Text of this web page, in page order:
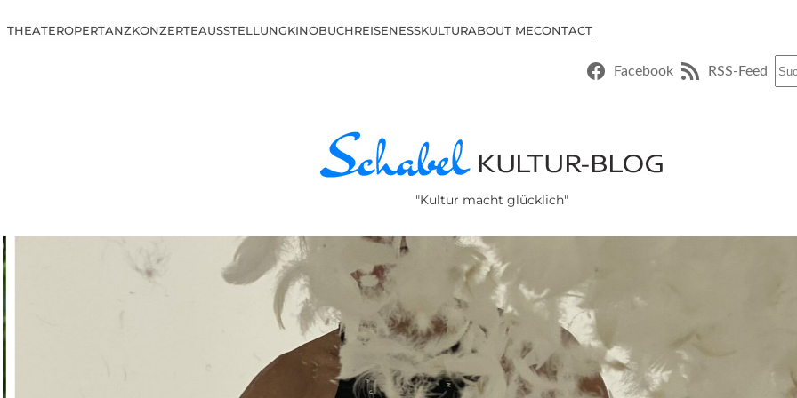
THEATEROPERTANZKONZERTEAUSSTELLUNGKINOBUCHREISENESSKULTURABOUT MECONTACT
Facebook RSS-Feed
"Kultur macht glücklich"